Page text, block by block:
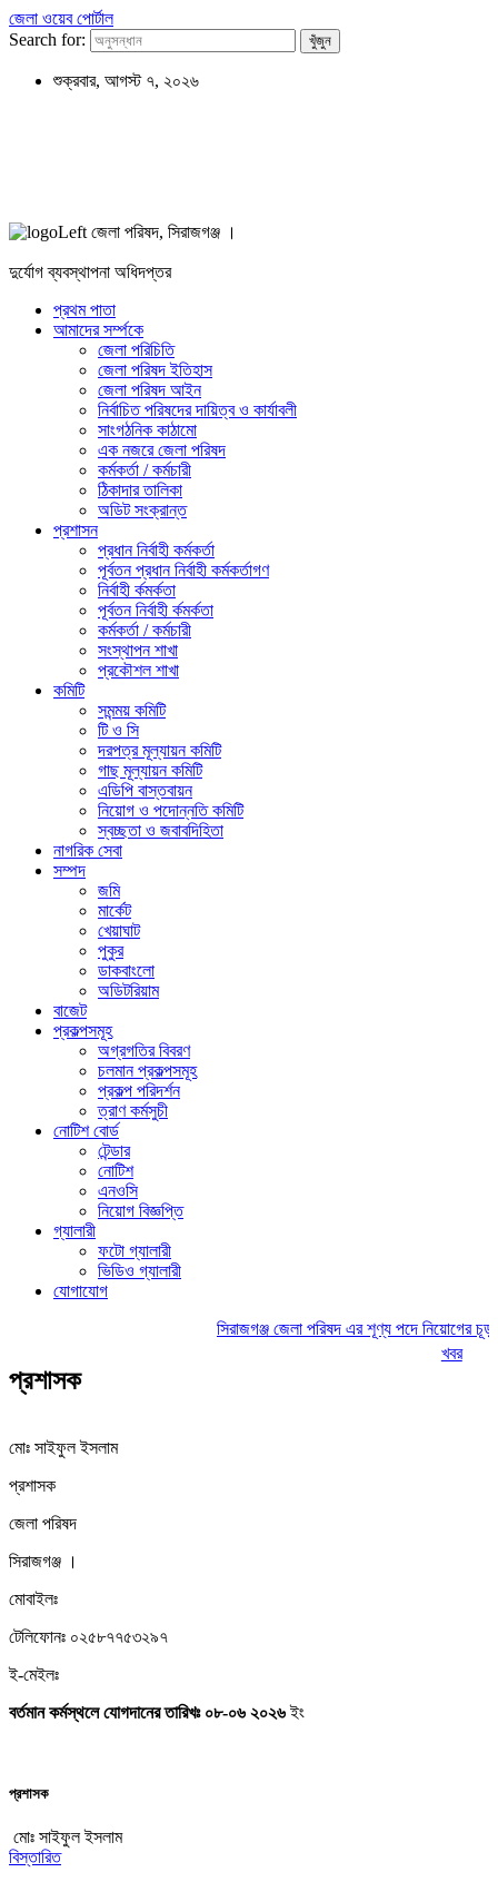
জেলা ওয়েব পোর্টাল
Search for:
শুক্রবার, আগস্ট ৭, ২০২৬
জেলা পরিষদ, সিরাজগঞ্জ ।
দুর্যোগ ব্যবস্থাপনা অধিদপ্তর
প্রথম পাতা
আমাদের সর্ম্পকে
জেলা পরিচিতি
জেলা পরিষদ ইতিহাস
জেলা পরিষদ আইন
নির্বাচিত পরিষদের দায়িত্ব ও কার্যাবলী
সাংগঠনিক কাঠামো
এক নজরে জেলা পরিষদ
কর্মকর্তা / কর্মচারী
ঠিকাদার তালিকা
অডিট সংক্রান্ত
প্রশাসন
প্রধান নির্বাহী কর্মকর্তা
পূর্বতন প্রধান নির্বাহী কর্মকর্তাগণ
নির্বাহী র্কমর্কতা
পূর্বতন নির্বাহী র্কমর্কতা
কর্মকর্তা / কর্মচারী
সংস্থাপন শাখা
প্রকৌশল শাখা
কমিটি
সমন্ময় কমিটি
টি ও সি
দরপত্র মূল্যায়ন কমিটি
গাছ মূল্যায়ন কমিটি
এডিপি বাস্তবায়ন
নিয়োগ ও পদোন্নতি কমিটি
স্বচ্ছতা ও জবাবদিহিতা
নাগরিক সেবা
সম্পদ
জমি
মার্কেট
খেয়াঘাট
পুকুর
ডাকবাংলো
অডিটরিয়াম
বাজেট
প্রকল্পসমূহ
অগ্রগতির বিবরণ
চলমান প্রকল্পসমূহ
প্রকল্প পরিদর্শন
ত্রাণ কর্মসুচী
নোটিশ বোর্ড
টেন্ডার
নোটিশ
এনওসি
নিয়োগ বিজ্ঞপ্তি
গ্যালারী
ফটো গ্যালারী
ভিডিও গ্যালারী
যোগাযোগ
সিরাজগঞ্জ জেলা পরিষদ এর শূণ্য পদে নিয়োগের
খবর
প্রশাসক
মোঃ সাইফুল ইসলাম
প্রশাসক
জেলা পরিষদ
সিরাজগঞ্জ ।
মোবাইলঃ
টেলিফোনঃ ০২৫৮৭৭৫৩২৯৭
ই-মেইলঃ
বর্তমান কর্মস্থলে যোগদানের তারিখঃ ০৮-০৬ ২০২৬ইং
প্রশাসক
মোঃ সাইফুল ইসলাম
বিস্তারিত